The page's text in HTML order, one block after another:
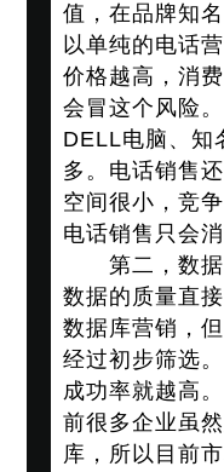
值，在品牌知
以单纯的电话
价格越高，消
会冒这个风险
DELL电脑、知
多。电话销售
空间很小，竞
电话销售只会
第二，数据
数据的质量直
数据库营销，
经过初步筛选
成功率就越高
前很多企业虽
库，所以目前